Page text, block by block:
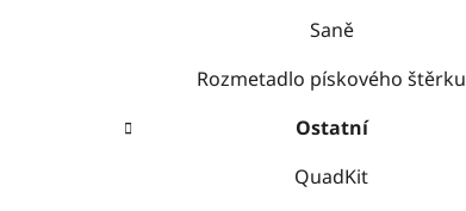
Saně
Rozmetadlo pískového štěrku
Ostatní
QuadKit